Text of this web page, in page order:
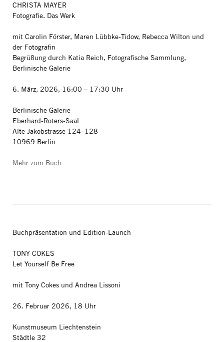
CHRISTA MAYER
Fotografie. Das Werk
mit Carolin Förster, Maren Lübbke-Tidow, Rebecca Wilton und
der Fotografin
Begrüßung durch Katia Reich, Fotografische Sammlung,
Berlinische Galerie
6. März, 2026, 16:00 – 17:30 Uhr
Berlinische Galerie
Eberhard-Roters-Saal
Alte Jakobstrasse 124–128
10969 Berlin
Mehr zum Buch
Buchpräsentation und Edition-Launch
TONY COKES
Let Yourself Be Free
mit Tony Cokes und Andrea Lissoni
26. Februar 2026, 18 Uhr
Kunstmuseum Liechtenstein
Städtle 32